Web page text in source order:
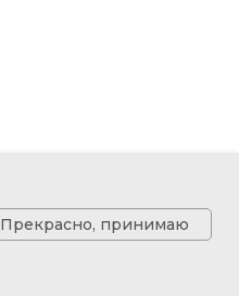
Прекрасно, принимаю